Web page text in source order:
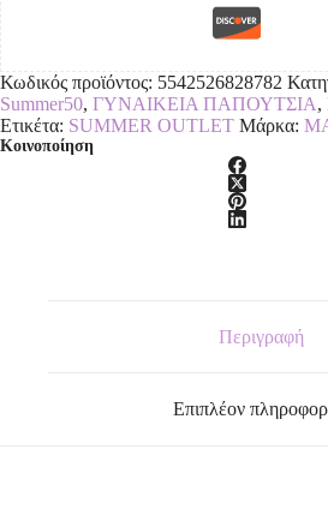
Κωδικός προϊόντος: 5542526828782
Summer50, ΓΥΝΑΙΚΕΙΑ ΠΑΠΟΥΤΣΙΑ,
Ετικέτα: SUMMER OUTLET Μάρκα:
Κοινοποίηση
Περιγραφή
Επιπλέον